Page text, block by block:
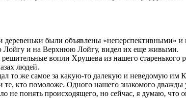
были объявлены «неперспективными»
и на Верхнюю Лойгу, видел их еще живыми.
вопли Хрущева из нашего старенького
людей.
то же самое за какую-то далекую и неведомую им
кто помоложе. Одного нашего знакомого дважды
не понять происходящего, но сейчас, я думаю, что